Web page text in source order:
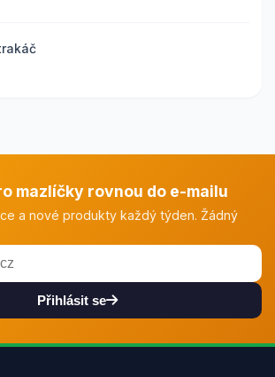
mazlíčky rovnou do e-mailu
a nové produkty každý týden. Žádný
Přihlásit se